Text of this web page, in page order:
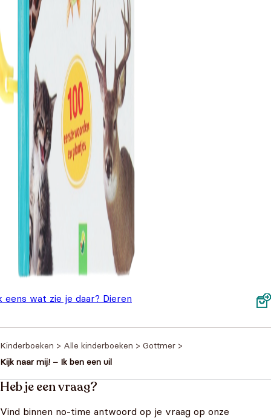
eens wat zie je daar? Dieren
Kinderboeken > Alle kinderboeken > Gottmer >
Kijk naar mij! – Ik ben een uil
Heb je een vraag?
Vind binnen no-time antwoord op je vraag op onze